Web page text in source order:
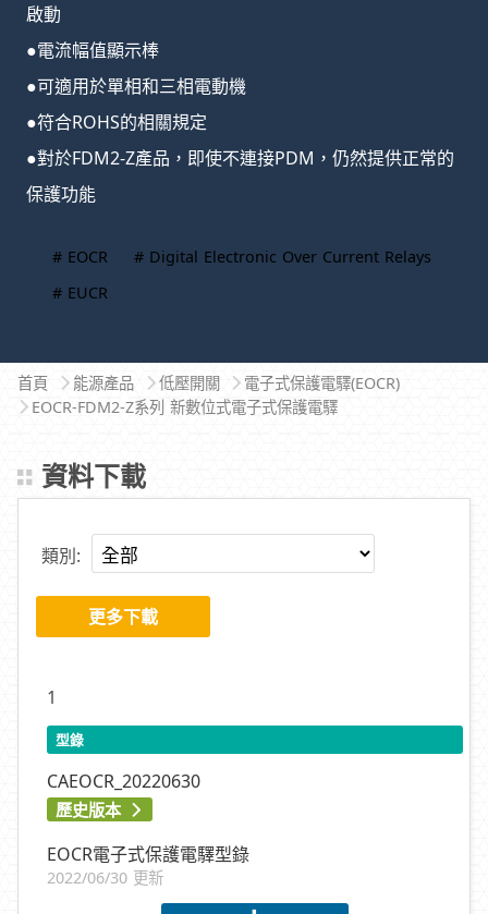
啟動
●電流幅值顯示棒
●可適用於單相和三相電動機
●符合ROHS的相關規定
●對於FDM2-Z產品，即使不連接PDM，仍然提供正常的
保護功能
# EOCR
# Digital Electronic Over Current Relays
# EUCR
首頁 能源產品 低壓開關
電子式保護電驛(EOCR)
EOCR-FDM2-Z系列 新數位式電子式保護電驛
資料下載
類別:
更多下載
1
型錄
CAEOCR_20220630
歷史版本
EOCR電子式保護電驛型錄
2022/06/30 更新